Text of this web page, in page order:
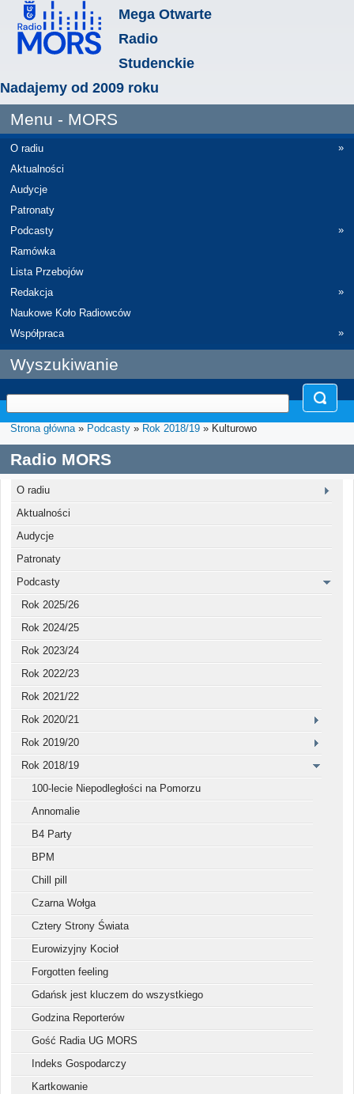
Mega Otwarte
Radio
Studenckie
Nadajemy od 2009 roku
Menu - MORS
O radiu
»
Aktualności
Audycje
Patronaty
Podcasty
»
Ramówka
Lista Przebojów
Redakcja
»
Naukowe Koło Radiowców
Współpraca
»
Wyszukiwanie
Strona główna» Podcasty » Rok 2018/19 » Kulturowo
Radio MORS
O radiu
Aktualności
Audycje
Patronaty
Podcasty
Rok 2025/26
Rok 2024/25
Rok 2023/24
Rok 2022/23
Rok 2021/22
Rok 2020/21
Rok 2019/20
Rok 2018/19
100-lecie Niepodległości na Pomorzu
Annomalie
B4 Party
BPM
Chill pill
Czarna Wołga
Cztery Strony Świata
Eurowizyjny Kocioł
Forgotten feeling
Gdańsk jest kluczem do wszystkiego
Godzina Reporterów
Gość Radia UG MORS
Indeks Gospodarczy
Kartkowanie